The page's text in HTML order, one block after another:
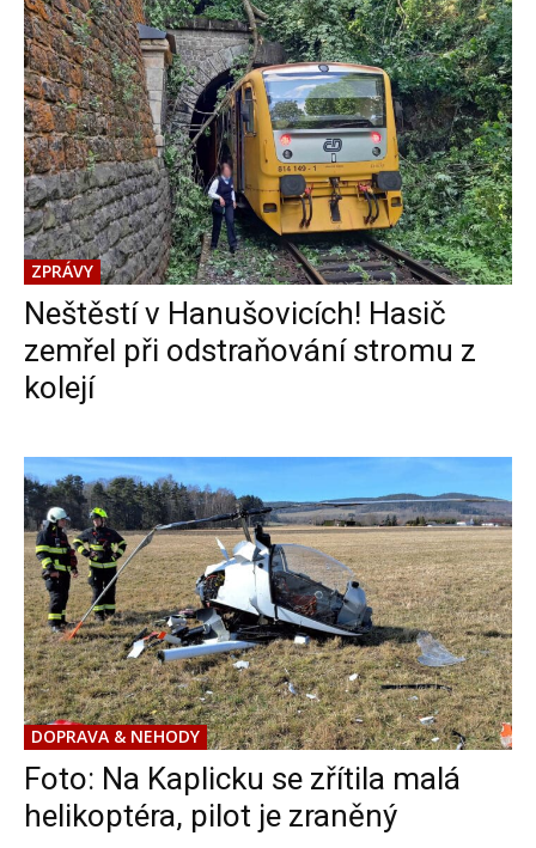
ZPRÁVY
Neštěstí v Hanušovicích! Hasič
zemřel při odstraňování stromu z
kolejí
DOPRAVA & NEHODY
Foto: Na Kaplicku se zřítila malá
helikoptéra, pilot je zraněný